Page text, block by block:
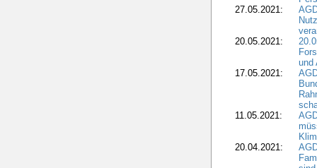
27.05.2021:
20.05.2021:
und
17.05.2021:
11.05.2021:
20.04.2021: